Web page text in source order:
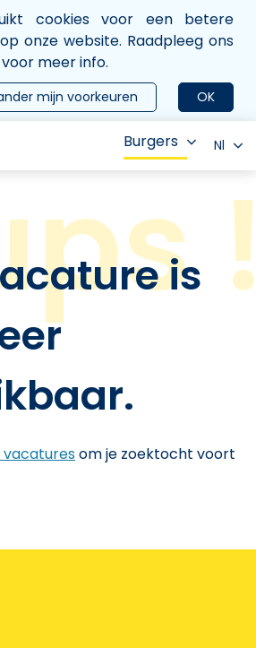
cookies voor een betere
onze website. Raadpleeg ons
voor meer info.
OK
mijn voorkeuren
Burgers Nl
is
vacaturesom je zoektocht voort